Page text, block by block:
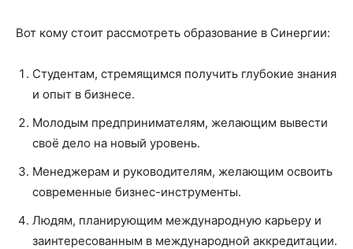
Вот кому стоит рассмотреть образование в Синергии:
Студентам, стремящимся получить глубокие знания
и опыт в бизнесе.
Молодым предпринимателям, желающим вывести
своё дело на новый уровень.
Менеджерам и руководителям, желающим освоить
современные бизнес-инструменты.
Людям, планирующим международную карьеру и
заинтересованным в международной аккредитации.